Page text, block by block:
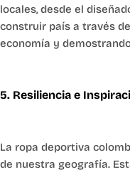
locales, desde el
construir país a través
economía y
5. Resiliencia e
La ropa deportiva
de nuestra geografía.